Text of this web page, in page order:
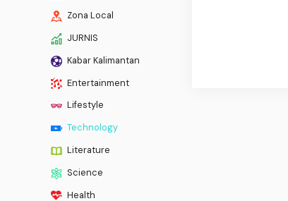
Zona Local
JURNIS
Kabar Kalimantan
Entertainment
Lifestyle
Technology
Literature
Science
Health